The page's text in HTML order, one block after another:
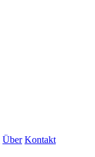
Über Kontakt